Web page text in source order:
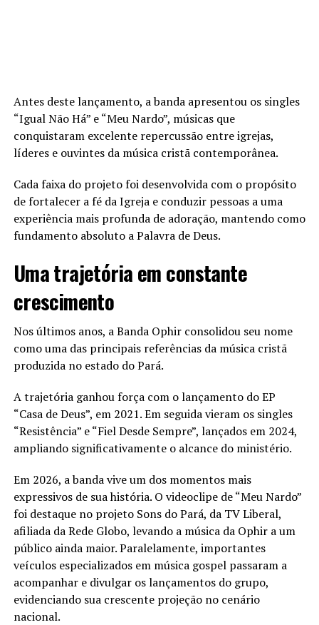
Antes deste lançamento, a banda apresentou os singles
“Igual Não Há” e “Meu Nardo”, músicas que
conquistaram excelente repercussão entre igrejas,
líderes e ouvintes da música cristã contemporânea.
Cada faixa do projeto foi desenvolvida com o propósito
de fortalecer a fé da Igreja e conduzir pessoas a uma
experiência mais profunda de adoração, mantendo como
fundamento absoluto a Palavra de Deus.
Uma trajetória em constante
crescimento
Nos últimos anos, a Banda Ophir consolidou seu nome
como uma das principais referências da música cristã
produzida no estado do Pará.
A trajetória ganhou força com o lançamento do EP
“Casa de Deus”, em 2021. Em seguida vieram os singles
“Resistência” e “Fiel Desde Sempre”, lançados em 2024,
ampliando significativamente o alcance do ministério.
Em 2026, a banda vive um dos momentos mais
expressivos de sua história. O videoclipe de “Meu Nardo”
foi destaque no projeto Sons do Pará, da TV Liberal,
afiliada da Rede Globo, levando a música da Ophir a um
público ainda maior. Paralelamente, importantes
veículos especializados em música gospel passaram a
acompanhar e divulgar os lançamentos do grupo,
evidenciando sua crescente projeção no cenário
nacional.